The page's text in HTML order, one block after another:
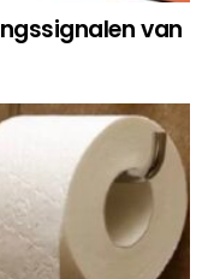
van